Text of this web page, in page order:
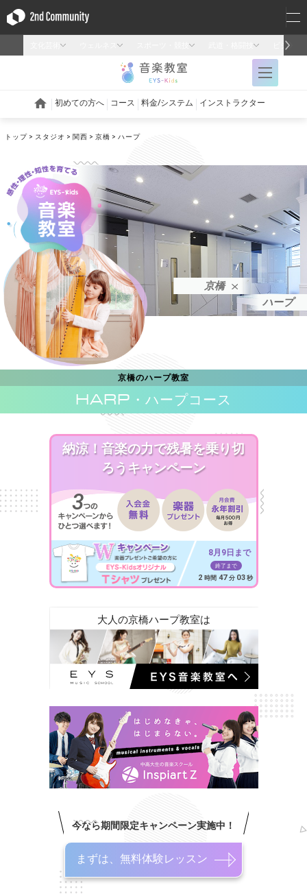
トップ スタジオ 関西 京橋 ハープ
京橋
ハープ
京橋のハープ教室
HARP ・ハープコース
納涼！音楽の力で残暑を乗り切
ろうキャンペーン
8月9日まで
終了まで
2 時間 47 分 01 秒
大人の京橋ハープ教室は
今なら期間限定キャンペーン実施中！
まずは、無料体験レッスン